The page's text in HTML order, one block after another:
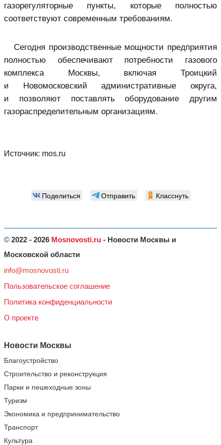
газорегуляторные пункты, которые полностью
соответствуют современным требованиям.
Сегодня производственные мощности предприятия
полностью обеспечивают потребности газового
комплекса Москвы, включая Троицкий
и Новомосковский административные округа,
и позволяют поставлять оборудование другим
газораспределительным организациям.
Источник: mos.ru
Поделиться Отправить Класснуть
© 2022 - 2026 Mosnovosti.ru - Новости Москвы и
Московской области
info@mosnovosti.ru
Пользовательское соглашение
Политика конфиденциальности
О проекте
Новости Москвы
Благоустройство
Строительство и реконструкция
Парки и пешеходные зоны
Туризм
Экономика и предпринимательство
Транспорт
Культура